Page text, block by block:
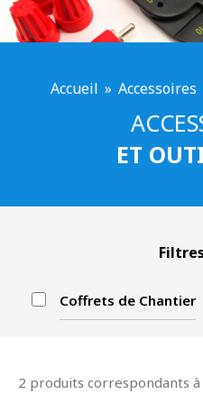
Accueil » Accessoires
ET
Coffrets de Chantier
2 produits correspondants